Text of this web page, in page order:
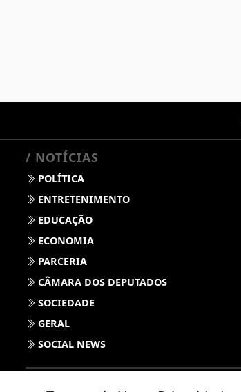
/ NOTÍCIAS
POLÍTICA
ENTRETENIMENTO
EDUCAÇÃO
ECONOMIA
PARCERIA
CÂMARA DOS DEPUTADOS
SOCIEDADE
GERAL
SOCIAL NEWS